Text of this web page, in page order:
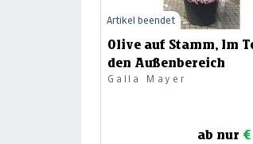
Olive auf Stamm, Im
den Außenbereich
Galla Mayer
ab nur
Artikel beendet